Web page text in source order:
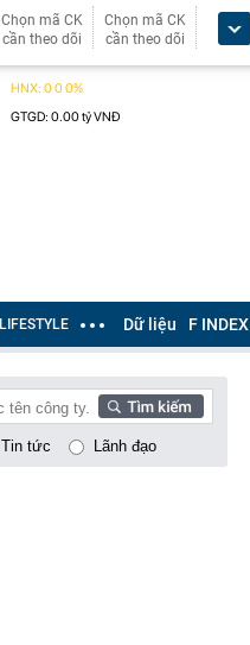
Chọn mã CK
cần theo dõi
Chọn mã CK
cần theo dõi
LIFESTYLE Dữ liệu F INDEX
Tin tức Lãnh đạo